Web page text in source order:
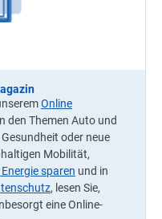
Online
den Themen Auto und
oder neue
Mobilität,
sparen und in
, lesen Sie,
eine Online-